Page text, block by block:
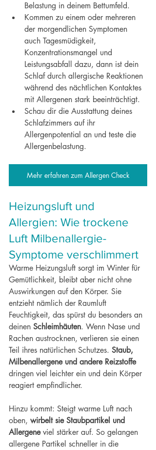
Belastung in deinem Bettumfeld.
Kommen zu einem oder mehreren
der morgendlichen Symptomen
auch Tagesmüdigkeit,
Konzentrationsmangel und
Leistungsabfall dazu, dann ist dein
Schlaf durch allergische Reaktionen
während des nächtlichen Kontaktes
mit Allergenen stark beeinträchtigt.
Schau dir die Ausstattung deines
Schlafzimmers auf ihr
Allergenpotential an und teste die
Allergenbelastung.
Mehr erfahren zum Allergen Check
Heizungsluft und
Allergien: Wie trockene
Luft Milbenallergie-
Symptome verschlimmert
Warme Heizungsluft sorgt im Winter für
Gemütlichkeit, bleibt aber nicht ohne
Auswirkungen auf den Körper. Sie
entzieht nämlich der Raumluft
Feuchtigkeit, das spürst du besonders an
deinen Schleimhäuten. Wenn Nase und
Rachen austrocknen, verlieren sie einen
Teil ihres natürlichen Schutzes. Staub,
Milbenallergene und andere Reizstoffe
dringen viel leichter ein und dein Körper
reagiert empfindlicher.
Hinzu kommt: Steigt warme Luft nach
oben, wirbelt sie Staubpartikel und
Allergene viel stärker auf. So gelangen
allergene Partikel schneller in die